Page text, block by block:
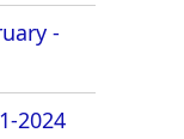
-
2024